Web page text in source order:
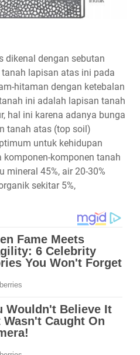
dikenal dengan sebutan
lapisan atas ini pada
hitaman dengan ketebalan
ini adalah lapisan tanah
hal ini karena adanya bunga
tanah atas (top soil)
untuk kehidupan
komponen tanah
mineral 45%, air 20-30%
sekitar 5%,